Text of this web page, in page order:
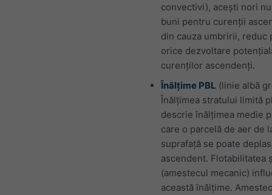
convectivi), acești nori
buni pentru curenții
din cauza umbririi, reduc
orice dezvoltare
curenților ascendenți.
Înălțime PBL (linie albă
Înălțimea stratului limită
descrie înălțimea medie
care o parcelă de aer de
suprafață se poate
ascendent. Flotabilitatea
(amestecul mecanic)
această înălțime.